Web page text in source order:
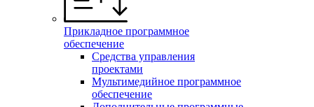
Прикладное программное
обеспечение
Средства управления
проектами
Мультимедийное программное
обеспечение